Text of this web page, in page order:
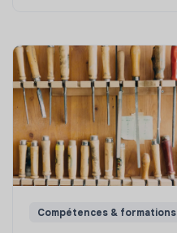
Compétences & formations